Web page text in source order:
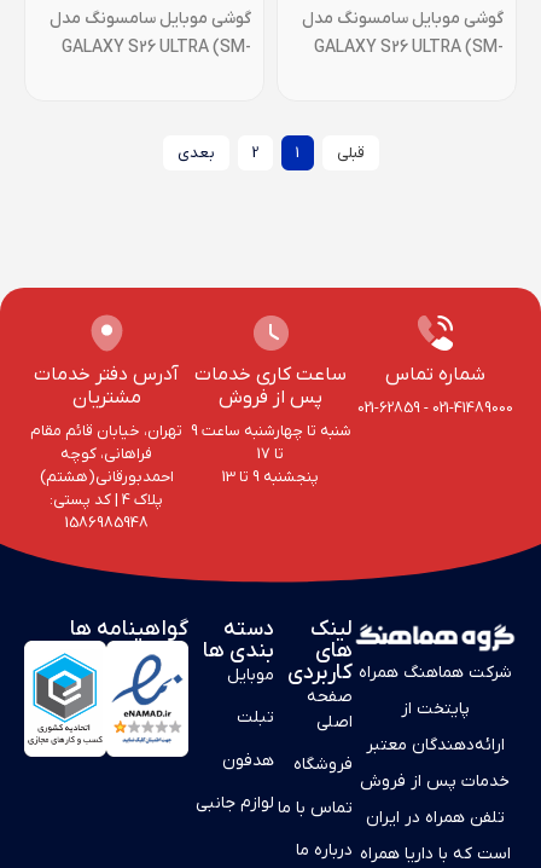
گوشی موبايل سامسونگ مدل
GALAXY S26 ULTRA (SM-
گوشی موبايل سامسونگ مدل
GALAXY S26 ULTRA (SM-
قبلی 1
2 بعدی
شماره تماس
021-41489000
-
021-62859
ساعت کاری خدمات
پس از فروش
شنبه تا چهارشنبه ساعت 9
تا 17
پنجشنبه 9 تا 13
آدرس دفتر خدمات
مشتریان
تهران، خیابان قائم مقام
فراهانی، کوچه
احمد‌بورقانی(هشتم)
پلاک 4‌ | کد پستی:
1586985948
لینک
های
کاربردی
صفحه
اصلی
فروشگاه
تماس با ما
درباره ما
دسته
بندی ها
موبایل
تبلت
هدفون
لوازم جانبی
شرکت هماهنگ همراه
پایتخت از
ارائه‌دهندگان معتبر
خدمات پس از فروش
تلفن همراه در ایران
است که با داریا همراه
گواهینامه ها